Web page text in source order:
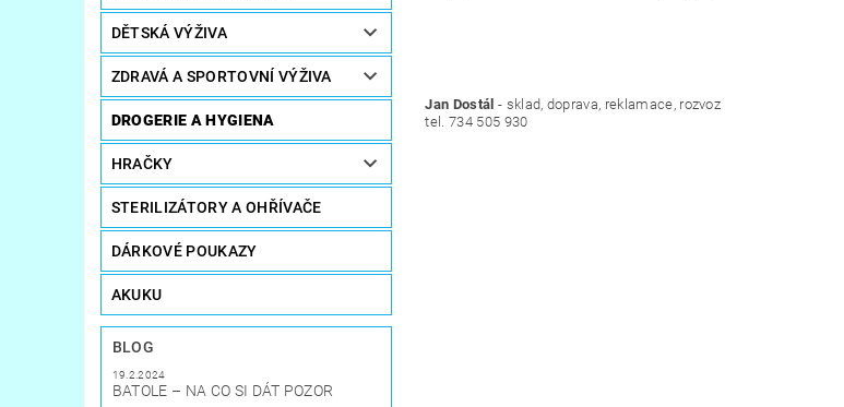
DĚTSKÁ VÝŽIVA
ZDRAVÁ A SPORTOVNÍ VÝŽIVA
DROGERIE A HYGIENA
HRAČKY
STERILIZÁTORY A OHŘÍVAČE
DÁRKOVÉ POUKAZY
AKUKU
BLOG
19.2.2024
BATOLE – NA CO SI DÁT POZOR
Jan Dostál - sklad, doprava, reklamace, rozvoz
tel. 734 505 930